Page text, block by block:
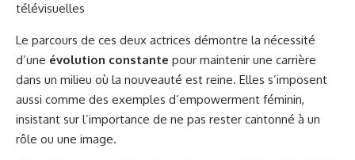
télévisuelles
Le parcours de ces deux actrices démontre la nécessité
d’une évolution constante pour maintenir une carrière
dans un milieu où la nouveauté est reine. Elles s’imposent
aussi comme des exemples d’empowerment féminin,
insistant sur l’importance de ne pas rester cantonné à un
rôle ou une image.